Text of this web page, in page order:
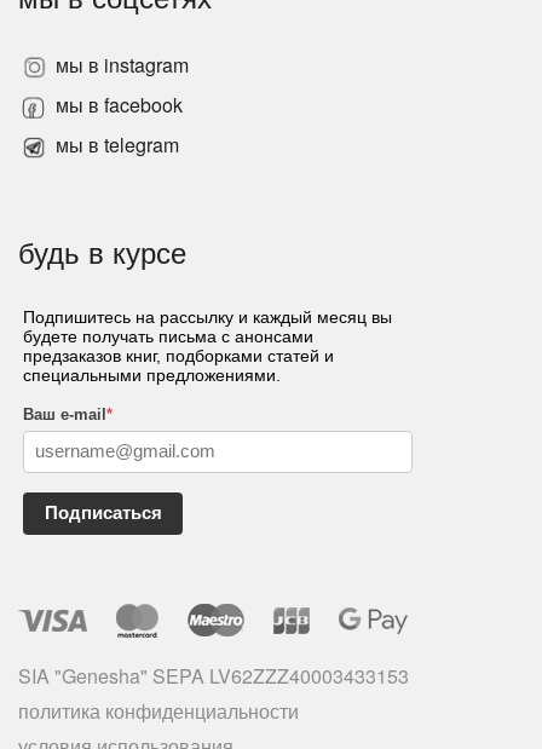
мы в instagram
мы в facebook
мы в telegram
будь в курсе
Подпишитесь на рассылку и каждый месяц вы
будете получать письма с анонсами
предзаказов книг, подборками статей и
специальными предложениями.
Ваш e-mail*
Подписаться
SIA "Genesha" SEPA LV62ZZZ40003433153
политика конфиденциальности